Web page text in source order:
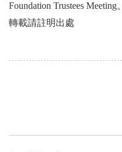
Foundation Trustees Meeting。
轉載請註明出處